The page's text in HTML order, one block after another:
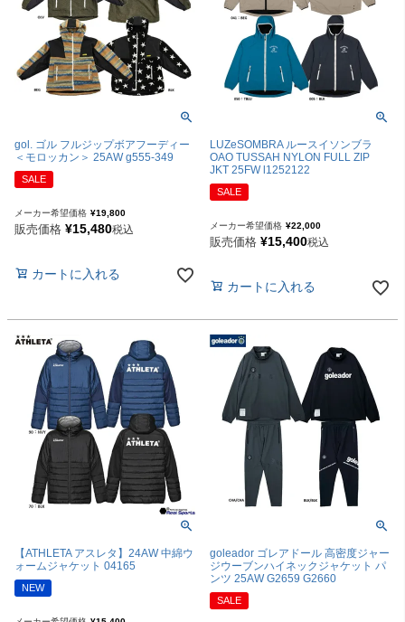
gol. ゴル フルジップボアフーディー
＜モロッカン＞ 25AW g555-349
SALE
メーカー希望価格 ¥19,800
販売価格 ¥15,480税込
カートに入れる
LUZeSOMBRA ルースイソンブラ
OAO TUSSAH NYLON FULL ZIP
JKT 25FW l1252122
SALE
メーカー希望価格 ¥22,000
販売価格 ¥15,400税込
カートに入れる
【ATHLETA アスレタ】24AW 中綿ウ
ォームジャケット 04165
NEW
goleador ゴレアドール 高密度ジャー
ジウーブンハイネックジャケット パ
ンツ 25AW G2659 G2660
SALE